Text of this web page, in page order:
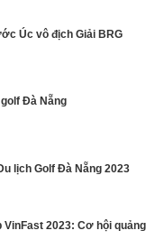
Úc vô địch Giải BRG
Đà Nẵng
lịch Golf Đà Nẵng 2023
VinFast 2023: Cơ hội quảng